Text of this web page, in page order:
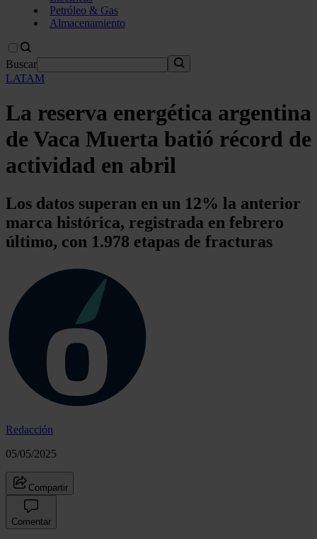
Petróleo & Gas
Almacenamiento
Buscar
LATAM
La reserva energética argentina
de Vaca Muerta batió récord de
actividad en abril
Los datos superan en un 12% la anterior
marca histórica, registrada en febrero
último, con 1.978 etapas de fracturas
Redacción
05/05/2025
Compartir
Comentar